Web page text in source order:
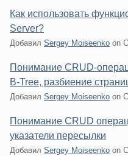
Как использовать
Server?
Добавил Sergey Moiseenko on
Понимание CRUD-
B-Tree, разбиение
Добавил Sergey Moiseenko on
Понимание CRUD
указатели пересылки
Добавил Sergey Moiseenko on